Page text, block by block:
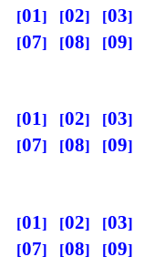
01 02 03
07
08 09
01 02 03
07
08 09
01 02 03
07
08 09